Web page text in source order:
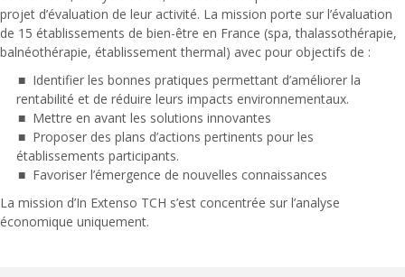
projet d’évaluation de leur activité. La mission porte sur l’évaluation
de 15 établissements de bien-être en France (spa, thalassothérapie,
balnéothérapie, établissement thermal) avec pour objectifs de :
Identifier les bonnes pratiques permettant d’améliorer la
rentabilité et de réduire leurs impacts environnementaux.
Mettre en avant les solutions innovantes
Proposer des plans d’actions pertinents pour les
établissements participants.
Favoriser l’émergence de nouvelles connaissances
La mission d’In Extenso TCH s’est concentrée sur l’analyse
économique uniquement.